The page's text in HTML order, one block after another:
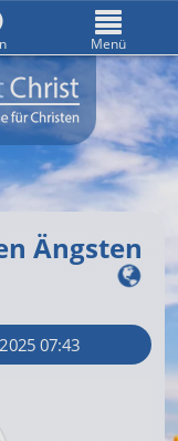
Ängsten
07:43
Menü